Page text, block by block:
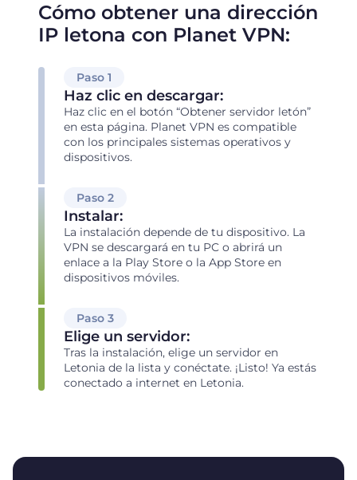
Cómo obtener una dirección
IP letona con Planet VPN:
Paso 1
Haz clic en descargar:
Haz clic en el botón “Obtener servidor letón”
en esta página. Planet VPN es compatible
con los principales sistemas operativos y
dispositivos.
Paso 2
Instalar:
La instalación depende de tu dispositivo. La
VPN se descargará en tu PC o abrirá un
enlace a la Play Store o la App Store en
dispositivos móviles.
Paso 3
Elige un servidor:
Tras la instalación, elige un servidor en
Letonia de la lista y conéctate. ¡Listo! Ya estás
conectado a internet en Letonia.